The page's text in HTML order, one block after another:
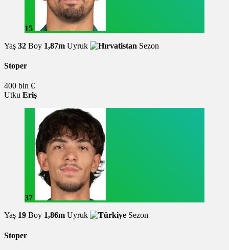
15
Yaş 32 Boy 1,87m Uyruk Sezon
Stoper
400 bin €
Utku Eriş
37
Yaş 19 Boy 1,86m Uyruk Sezon
Stoper